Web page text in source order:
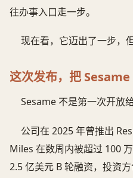
往办事入口走一步。
现在看，它迈出了一步，
这次发布，把
Sesame 不是第一次开放
公司在 2025 年曾推出
Miles 在数周内被超过 100
2.5 亿美元 B 轮融资，投资方